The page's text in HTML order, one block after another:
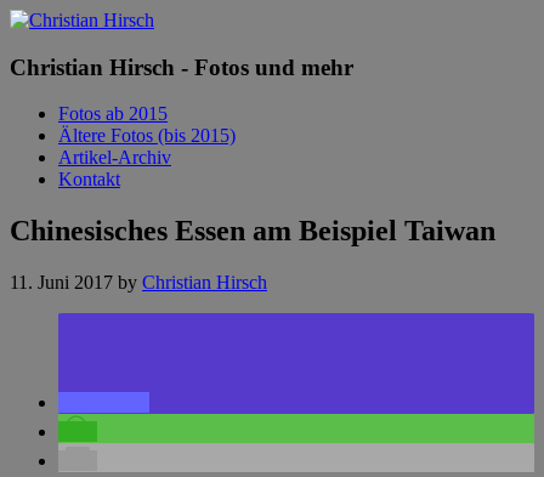
Christian Hirsch - Fotos und mehr
Fotos ab 2015
Ältere Fotos (bis 2015)
Artikel-Archiv
Kontakt
Chinesisches Essen am Beispiel Taiwan
11. Juni 2017 by Christian Hirsch